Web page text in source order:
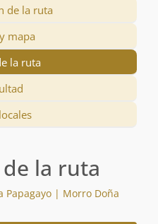
de la ruta
mapa
la ruta
la ruta
Papagayo | Morro Doña